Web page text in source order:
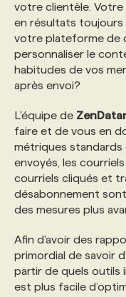
PRIX ET
TENDANCES
GEO/SEO
NOS
FAQ
ANNONCEZ
FORMATIONS
NOS
POURQUOI
NOS TARIFS
FAQ
NOS TARIFS
NOS
FAQ
ANNONCEZ
votre clientèle.
en résultats
votre plateforme de
personnaliser le
habitudes de vos
après envoi?
L'équipe de
faire et de vous en
métriques standards
envoyés, les
courriels cliqués et
désabonnement
des mesures plus
Afin d'avoir des
primordial de savoir
partir de quels outils
est plus facile